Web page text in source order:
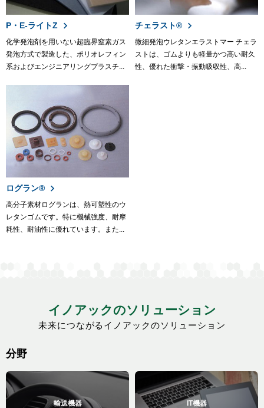
P・E-ライトZ
化学発泡剤を用いない超臨界窒素ガス
発泡方式で製造した、ポリオレフィン
系およびエンジニアリングプラスチ...
チェラスト®
微細発泡ウレタンエラストマー チェラ
ストは、ゴムよりも軽量かつ高い耐久
性、優れた衝撃・振動吸収性、高...
ログラン®
高分子素材ログランは、熱可塑性のウ
レタンゴムです。特に機械強度、耐摩
耗性、耐油性に優れています。また...
イノアックのソリューション
未来につながるイノアックのソリューション
分野
輸送機器 IT機器